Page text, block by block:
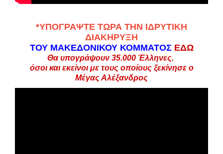
*ΥΠΟΓΡΑΨΤΕ ΤΩΡΑ ΤΗΝ ΙΔΡΥΤΙΚΗ
ΔΙΑΚΗΡΥΞΗ
ΤΟΥ ΜΑΚΕΔΟΝΙΚΟΥ ΚΟΜΜΑΤΟΣ ΕΔΩ
Θα υπογράψουν 35.000 Έλληνες,
όσοι και εκείνοι με τους οποίους ξεκίνησε ο
Μέγας Αλέξανδρος